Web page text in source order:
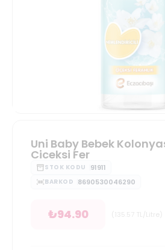
Uni Baby Bebek
Ciceksi Fer
STOK KODU 91911
BARKOD 8690530046290
₺94.90